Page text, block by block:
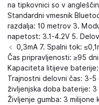
na tipkovnici so v
Standardni vmesnik
razdalja: 10 metrov 3.
napetost: 3.1-4.2V 5.
﹤ 0,3mA 7. Spalni tok:
Čas pripravljenosti: ≥95 dni
Kapaciteta litijeve
Trajnostni delovni čas: 3-5
življenjska doba baterije: 3
Življenje gumba: 3 milijone